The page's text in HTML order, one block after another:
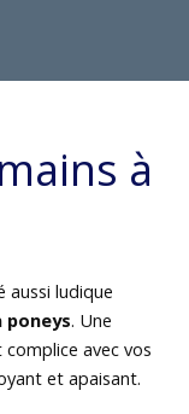
à
aussi ludique
poneys. Une
avec vos
et apaisant.